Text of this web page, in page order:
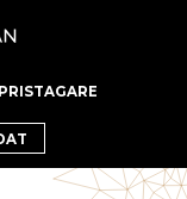
PRISTAGARE